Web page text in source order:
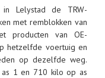
Lelystad de TRW-
met remblokken van
producten van OE-
hetzelfde voertuig en
op dezelfde weg.
as 1 en 710 kilo op as